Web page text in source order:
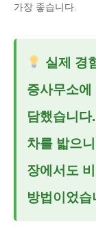
가장 좋습니다.
실제 경
증사무소에
담했습니
차를 밟으
장에서도
방법이었습